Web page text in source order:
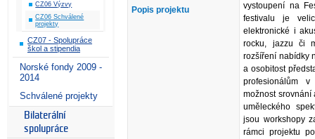
CZ06 Výzvy
CZ06 Schválené
projekty
CZ07 - Spolupráce
škol a stipendia
Norské fondy 2009 -
2014
Schválené projekty
Bilaterální
spolupráce
Popis projektu
vystoupení na
festivalu je
elektronické i
rocku, jazzu či
rozšíření nabídky
a osobitost
profesionálům
možnost srovnání
uměleckého
jsou workshopy
rámci projektu